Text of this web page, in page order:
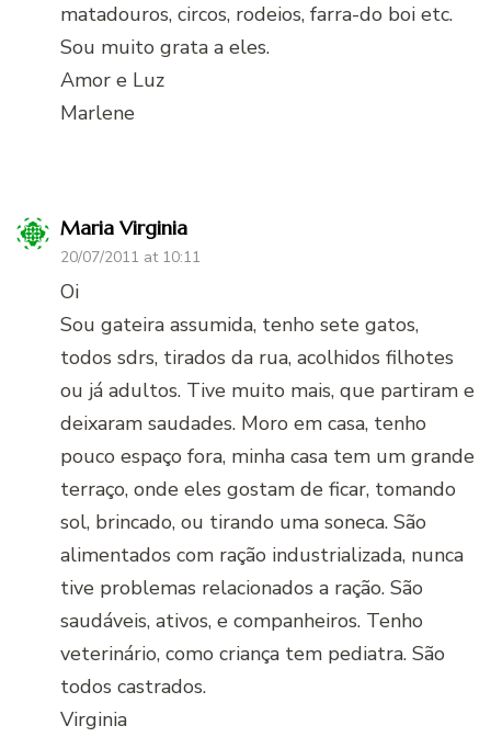
matadouros, circos, rodeios, farra-do boi etc.
Sou muito grata a eles.
Amor e Luz
Marlene
Maria Virginia
20/07/2011 at 10:11
Oi
Sou gateira assumida, tenho sete gatos,
todos sdrs, tirados da rua, acolhidos filhotes
ou já adultos. Tive muito mais, que partiram e
deixaram saudades. Moro em casa, tenho
pouco espaço fora, minha casa tem um grande
terraço, onde eles gostam de ficar, tomando
sol, brincado, ou tirando uma soneca. São
alimentados com ração industrializada, nunca
tive problemas relacionados a ração. São
saudáveis, ativos, e companheiros. Tenho
veterinário, como criança tem pediatra. São
todos castrados.
Virginia